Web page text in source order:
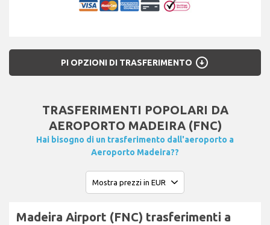
PI OPZIONI DI TRASFERIMENTO arrow_circle_down
TRASFERIMENTI POPOLARI DA
AEROPORTO MADEIRA (FNC)
Hai bisogno di un trasferimento dall'aeroporto a
Aeroporto Madeira??
Madeira Airport (FNC) trasferimenti a